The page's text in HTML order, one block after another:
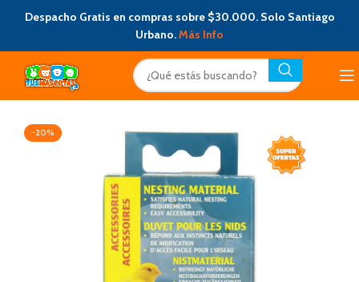
Despacho Gratis en compras sobre $30.000. Solo Santiago
Urbano.Más Info
-20%